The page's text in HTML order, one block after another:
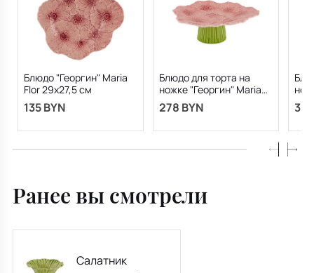
Блюдо "Георгин" Maria
Flor 29х27,5 см
135 BYN
Блюдо для торта на
ножке "Георгин" Maria
Flor 31х28 см
278 BYN
Flor
Ранее вы смотрели
Салатник